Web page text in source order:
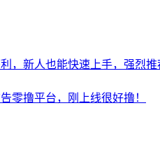
，新人也能快速上手，强烈推
零撸平台，刚上线很好撸！